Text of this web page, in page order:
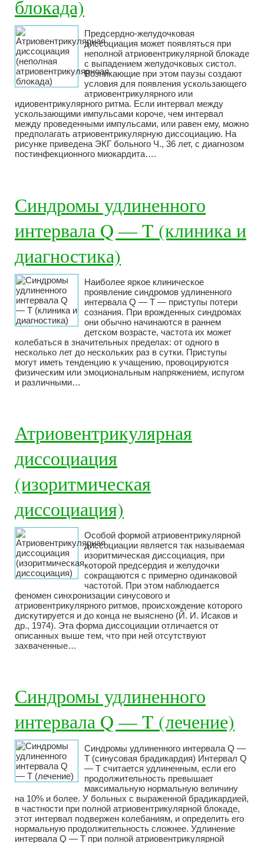
блокада)
Предсердно-желудочковая
диссоциация может появляться при
неполной атриовентрикулярной блокаде
с выпадением желудочковых систол.
Возникающие при этом паузы создают
условия для появления ускользающего
атриовентрикулярного или
идиовентрикулярного ритма. Если интервал между
ускользающими импульсами короче, чем интервал
между проведенными импульсами, или равен ему, можно
предполагать атриовентрикулярную диссоциацию. На
рисунке приведена ЭКГ больного Ч., 36 лет, с диагнозом
постинфекционного миокардита….
Синдромы удлиненного
интервала Q — T (клиника и
диагностика)
Наиболее яркое клиническое
проявление синдромов удлиненного
интервала Q — Т — приступы потери
сознания. При врожденных синдромах
они обычно начинаются в раннем
детском возрасте, частота их может
колебаться в значительных пределах: от одного в
несколько лет до нескольких раз в сутки. Приступы
могут иметь тенденцию к учащению, провоцируются
физическим или эмоциональным напряжением, испугом
и различными…
Атриовентрикулярная
диссоциация
(изоритмическая
диссоциация)
Особой формой атриовентрикулярной
диссоциации является так называемая
изоритмическая диссоциация, при
которой предсердия и желудочки
сокращаются с примерно одинаковой
частотой. При этом наблюдается
феномен синхронизации синусового и
атриовентрикулярного ритмов, происхождение которого
дискутируется и до конца не выяснено (Й. И. Исаков и
др., 1974). Эта форма диссоциации отличается от
описанных выше тем, что при ней отсутствуют
захваченные…
Синдромы удлиненного
интервала Q — T (лечение)
Синдромы удлиненного интервала Q —
T (синусовая брадикардия) Интервал Q
— Т считается удлиненным, если его
продолжительность превышает
максимальную нормальную величину
на 10% и более. У больных с выраженной брадикардией,
в частности при полной атриовентрикулярной блокаде,
этот интервал подвержен колебаниям, и определить его
нормальную продолжительность сложнее. Удлинение
интервала Q — Т при полной атриовентрикулярной